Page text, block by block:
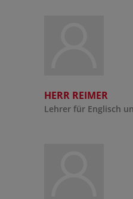
HERR REIMER
Lehrer für Englisch